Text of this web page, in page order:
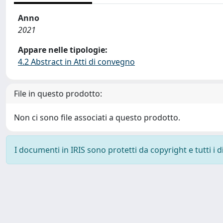
Anno
2021
Appare nelle tipologie:
4.2 Abstract in Atti di convegno
File in questo prodotto:
Non ci sono file associati a questo prodotto.
I documenti in IRIS sono protetti da copyright e tutti i